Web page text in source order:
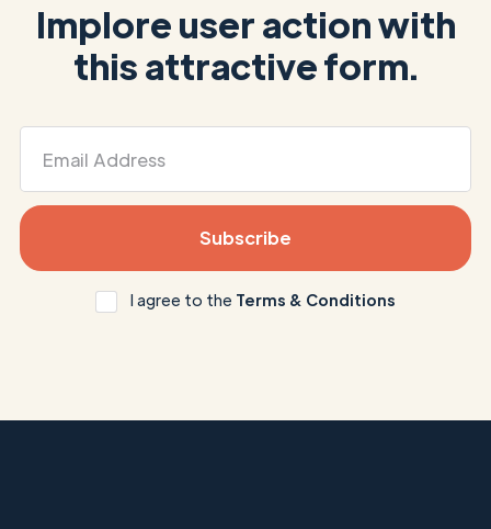
Implore user action with
this attractive form.
I agree to the Terms & Conditions